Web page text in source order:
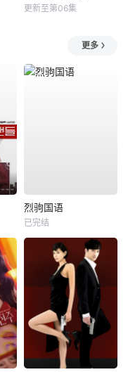
更新至第06集
更多
烈驹国语
已完结